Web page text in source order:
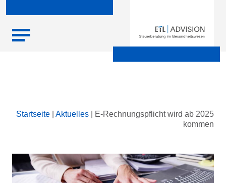
Startseite Aktuelles
E-Rechnungspflicht wird ab 2025
kommen